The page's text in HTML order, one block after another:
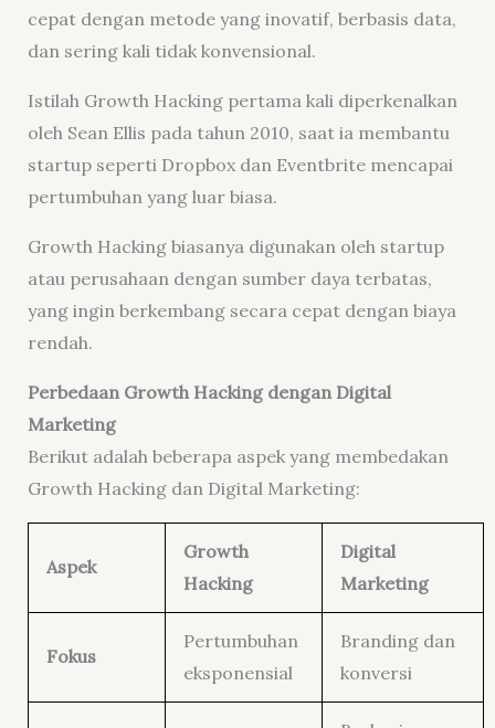
cepat dengan metode yang inovatif, berbasis data,
dan sering kali tidak konvensional.
Istilah Growth Hacking pertama kali diperkenalkan
oleh Sean Ellis pada tahun 2010, saat ia membantu
startup seperti Dropbox dan Eventbrite mencapai
pertumbuhan yang luar biasa.
Growth Hacking biasanya digunakan oleh startup
atau perusahaan dengan sumber daya terbatas,
yang ingin berkembang secara cepat dengan biaya
rendah.
Perbedaan Growth Hacking dengan Digital
Marketing
Berikut adalah beberapa aspek yang membedakan
Growth Hacking dan Digital Marketing:
Aspek
Growth
Hacking
Digital
Marketing
Fokus
Pertumbuhan
eksponensial
Branding dan
konversi